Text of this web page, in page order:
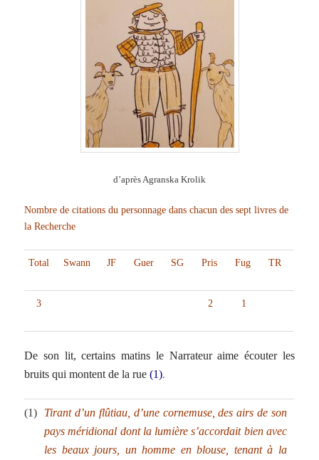
d’après Agranska Krolik
Nombre de citations du personnage dans chacun des sept livres de
la Recherche
Total Swann JF Guer SG Pris Fug TR
3 2 1
De son lit, certains matins le Narrateur aime écouter les
bruits qui montent de la rue (1).
(1)
Tirant d’un flûtiau, d’une cornemuse, des airs de son
pays méridional dont la lumière s’accordait bien avec
les beaux jours, un homme en blouse, tenant à la